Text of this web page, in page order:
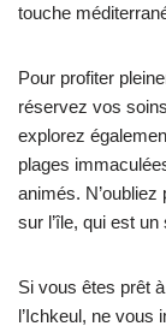
touche
Pour profiter
réservez vos
explorez
plages
animés.
sur l’île, qui est
Si vous êtes prêt
l’Ichkeul, ne vous